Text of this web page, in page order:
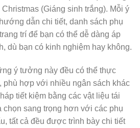
(Giáng sinh trắng). Mỗi ý
dẫn chi tiết, danh sách phụ
trí để bạn có thể dễ dàng áp
dù bạn có kinh nghiệm hay không.
ý tưởng này đều có thể thực
phù hợp với nhiều ngân sách khác
tiết kiệm bằng các vật liệu tái
sang trọng hơn với các phụ
tất cả đều được trình bày chi tiết